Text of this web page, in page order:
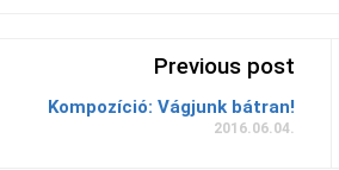
Previous post
Kompozíció: Vágjunk bátran!
2016.06.04.